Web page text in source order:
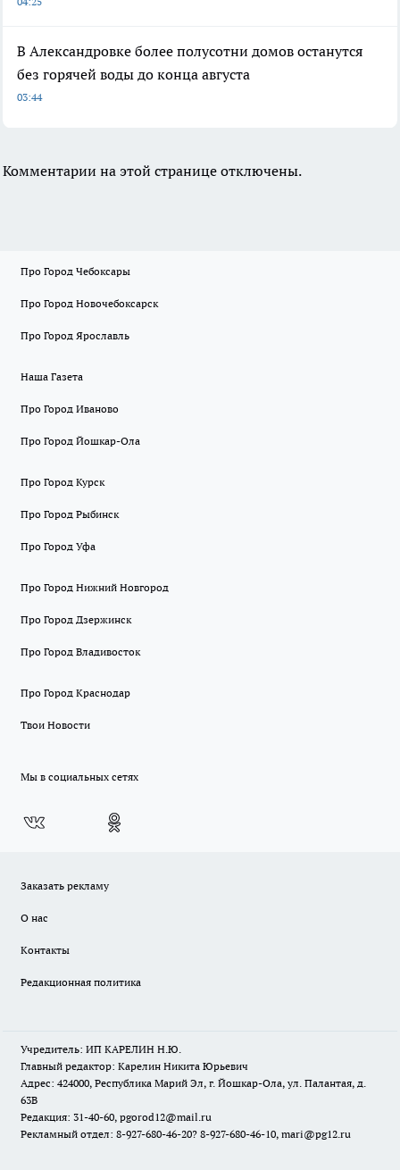
В Александровке более полусотни домов останутся
без горячей воды до конца августа
03:44
Комментарии на этой странице отключены.
Про Город Чебоксары
Про Город Новочебоксарск
Про Город Ярославль
Наша Газета
Про Город Иваново
Про Город Йошкар-Ола
Про Город Курск
Про Город Рыбинск
Про Город Уфа
Про Город Нижний Новгород
Про Город Дзержинск
Про Город Владивосток
Про Город Краснодар
Твои Новости
Мы в социальных сетях
Заказать рекламу
О нас
Контакты
Редакционная политика
Учредитель: ИП КАРЕЛИН Н.Ю.
Главный редактор: Карелин Никита Юрьевич
Адрес: 424000, Республика Марий Эл, г. Йошкар-Ола, ул. Палантая, д.
63В
Редакция: 31-40-60, pgorod12@mail.ru
Рекламный отдел: 8-927-680-46-20? 8-927-680-46-10, mari@pg12.ru